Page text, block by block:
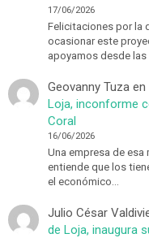
17/06/2026
Felicitaciones por la
ocasionar este
apoyamos desde
Geovanny Tuza en
Loja, inconforme
Coral
16/06/2026
Una empresa de
entiende que los
el económico…
Julio César
de Loja, inaugura